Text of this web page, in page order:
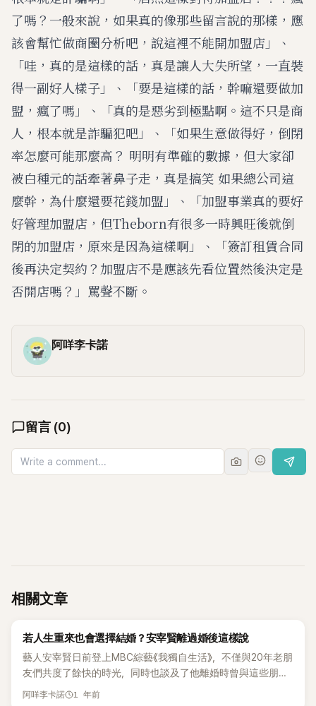
了嗎？一般來說，如果真的像那些留言說的那樣，應
該會幫忙做商圈分析吧，說這裡不能開加盟店」、
「哇，真的是這樣的話，真是讓人大失所望，一直裝
得一副好人樣子」、「要是這樣的話，幹嘛還要做加
盟，瘋了嗎」、「真的是惡劣到極點啊。這不只是商
人，根本就是詐騙犯吧」、「如果生意做得好，倒閉
率怎麼可能那麼高？ 明明有準確的數據，但大家卻
被白種元的話牽著鼻子走，真是搞笑 如果總公司這
麼幹，為什麼還要花錢加盟」、「加盟事業真的要好
好管理加盟店，但Theborn有很多一時興旺後就倒
閉的加盟店，原來是因為這樣啊」、「簽訂租賃合同
後再決定契約？加盟店不是應該先看位置然後決定是
否開店嗎？」罵聲不斷。
阿咩李卡諾
留言 (0)
相關文章
K-POP
若人生重來也會選擇結婚？安宰賢離過婚後這樣說
藝人安宰賢日前登上MBC綜藝《我獨自生活》，不僅與20年老朋
友們共度了餘快的時光，同時也談及了他離婚時曾與這些朋友
斷絕聯繫的往事。 節目中，安宰賢到同窗好友家幫忙務農，他
阿咩李卡諾 1 年前